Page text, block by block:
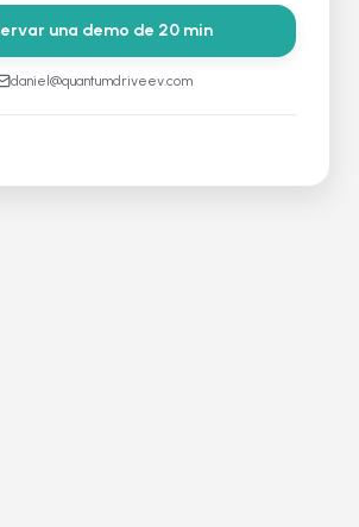
una demo de 20 min
daniel@quantumdriveev.com